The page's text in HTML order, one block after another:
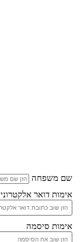
שם משפחה
אימות דואר אלקטרוני
אימות סיסמה